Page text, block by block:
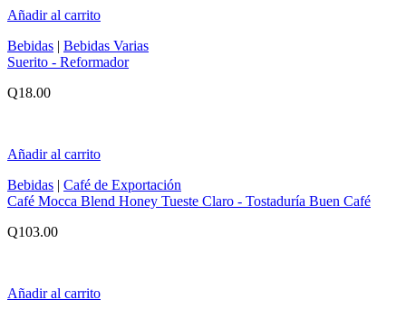
Añadir al carrito
Bebidas | Bebidas Varias
Suerito - Reformador
Q18.00
Añadir al carrito
Bebidas | Café de Exportación
Café Mocca Blend Honey Tueste Claro - Tostaduría Buen Café
Q103.00
Añadir al carrito